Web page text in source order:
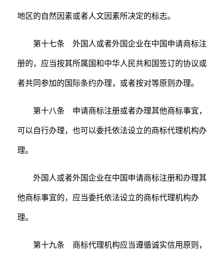
地区的自然因素或者人文因素所决定的标志。
第十七条 外国人或者外国企业在中国申请商标注
册的，应当按其所属国和中华人民共和国签订的协议或
者共同参加的国际条约办理，或者按对等原则办理。
第十八条 申请商标注册或者办理其他商标事宜，
可以自行办理，也可以委托依法设立的商标代理机构办
理。
外国人或者外国企业在中国申请商标注册和办理其
他商标事宜的，应当委托依法设立的商标代理机构办
理。
第十九条 商标代理机构应当遵循诚实信用原则，